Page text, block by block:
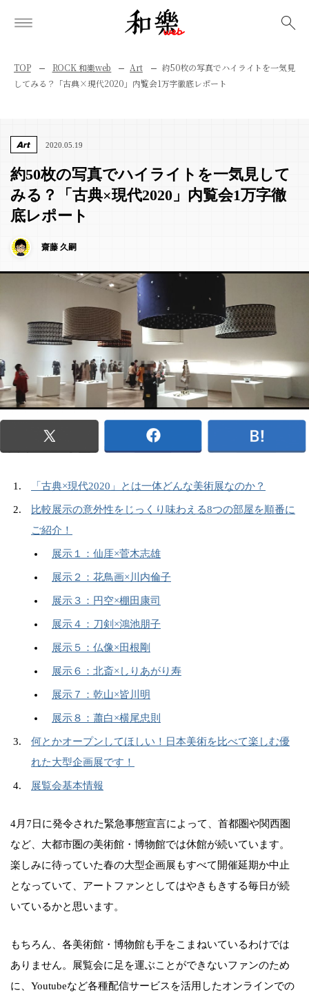
TOP ROCK 和樂web Art
約50枚の写真でハイライトを一気見
してみる？「古典×現代2020」内覧会1万字徹底レポート
Art 2020.05.19
約50枚の写真でハイライトを一気見して
みる？「古典×現代2020」内覧会1万字徹
底レポート
齋藤 久嗣
「古典×現代2020」とは一体どんな美術展なのか？
比較展示の意外性をじっくり味わえる8つの部屋を順番に
ご紹介！
展示１：仙厓×菅木志雄
展示２：花鳥画×川内倫子
展示３：円空×棚田康司
展示４：刀剣×鴻池朋子
展示５：仏像×田根剛
展示６：北斎×しりあがり寿
展示７：乾山×皆川明
展示８：蕭白×横尾忠則
何とかオープンしてほしい！日本美術を比べて楽しむ優
れた大型企画展です！
展覧会基本情報
4月7日に発令された緊急事態宣言によって、首都圏や関西圏
など、大都市圏の美術館・博物館では休館が続いています。
楽しみに待っていた春の大型企画展もすべて開催延期か中止
となっていて、アートファンとしてはやきもきする毎日が続
いているかと思います。
もちろん、各美術館・博物館も手をこまねいているわけでは
ありません。展覧会に足を運ぶことができないファンのため
に、Youtubeなど各種配信サービスを活用したオンラインでの